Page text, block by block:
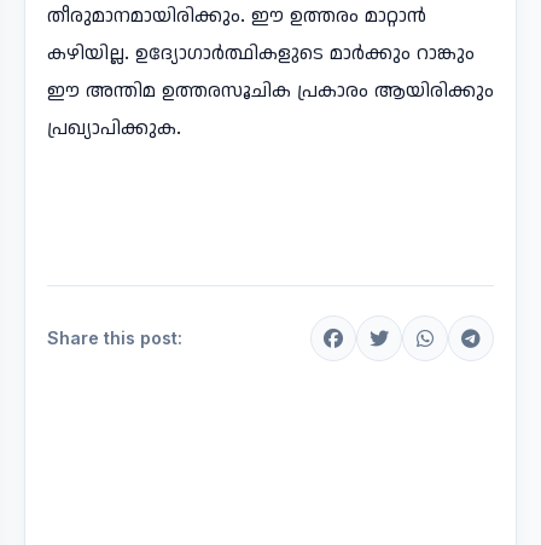
തീരുമാനമായിരിക്കും. ഈ ഉത്തരം മാറ്റാൻ
കഴിയില്ല. ഉദ്യോഗാർത്ഥികളുടെ മാർക്കും റാങ്കും
ഈ അന്തിമ ഉത്തരസൂചിക പ്രകാരം ആയിരിക്കും
പ്രഖ്യാപിക്കുക.
Share this post: